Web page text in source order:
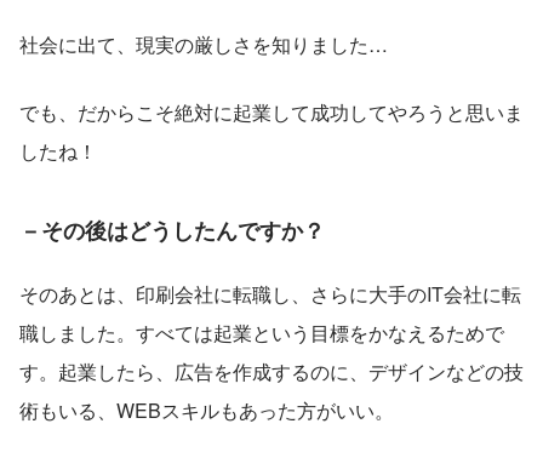
社会に出て、現実の厳しさを知りました…
でも、だからこそ絶対に起業して成功してやろうと思いま
したね！
－その後はどうしたんですか？
そのあとは、印刷会社に転職し、さらに大手のIT会社に転
職しました。すべては起業という目標をかなえるためで
す。起業したら、広告を作成するのに、デザインなどの技
術もいる、WEBスキルもあった方がいい。